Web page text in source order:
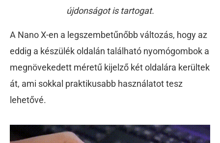
újdonságot is tartogat.
A Nano X-en a legszembetűnőbb változás, hogy az
eddig a készülék oldalán található nyomógombok a
megnövekedett méretű kijelző két oldalára kerültek
át, ami sokkal praktikusabb használatot tesz
lehetővé.